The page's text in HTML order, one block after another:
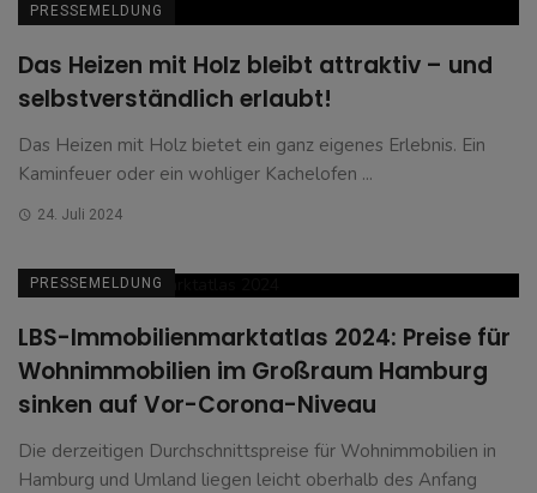
PRESSEMELDUNG
Das Heizen mit Holz bleibt attraktiv – und
selbstverständlich erlaubt!
Das Heizen mit Holz bietet ein ganz eigenes Erlebnis. Ein
Kaminfeuer oder ein wohliger Kachelofen ...
24. Juli 2024
PRESSEMELDUNG
LBS-Immobilienmarktatlas 2024: Preise für
Wohnimmobilien im Großraum Hamburg
sinken auf Vor-Corona-Niveau
Die derzeitigen Durchschnittspreise für Wohnimmobilien in
Hamburg und Umland liegen leicht oberhalb des Anfang